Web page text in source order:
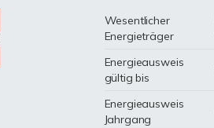
Wesentlicher
Energieträger
Energieausweis
gültig bis
Energieausweis
Jahrgang